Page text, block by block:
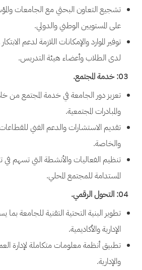
تشجيع التعاون البحثي مع الجامعات
على المستويين الوطني والدولي.
توفير الموارد والإمكانات اللازمة لدعم
لدى الطلاب وأعضاء هيئة التدريس.
03: خدمة المجتمع.
تعزيز دور الجامعة في خدمة المجتمع من
والمبادرات المجتمعية.
تقديم الاستشارات والدعم الفني
والخاصة.
تنظيم الفعاليات والأنشطة التي تسهم في
المستدامة للمجتمع المحلي.
04: التحول الرقمي.
تطوير البنية التحتية التقنية للجامعة بما
الإدارية والأكاديمية.
تطبيق أنظمة معلومات متكاملة لإدارة
والإدارية.